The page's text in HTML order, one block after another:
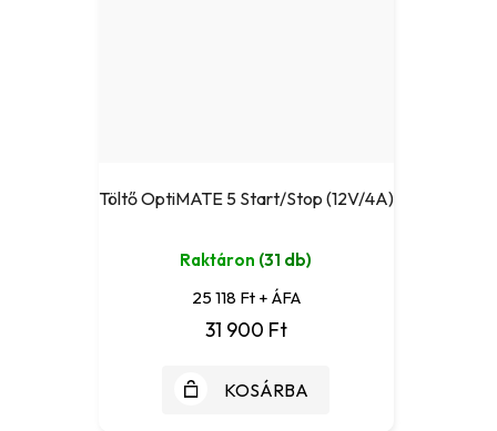
Töltő OptiMATE 5 Start/Stop (12V/4A)
Raktáron (31 db)
25 118 Ft + ÁFA
31 900 Ft
KOSÁRBA